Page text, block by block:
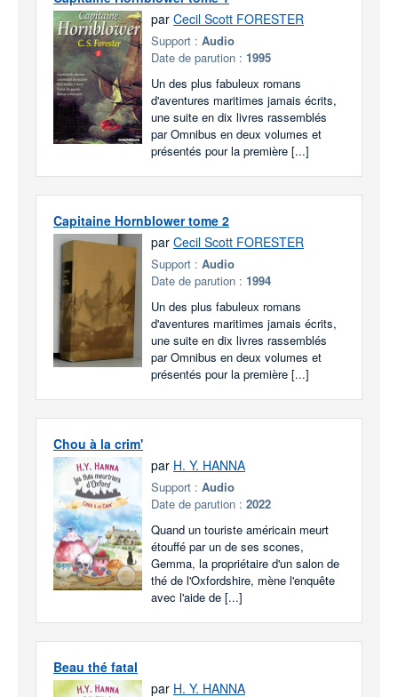
par Cecil Scott FORESTER
Support : Audio
Date de parution : 1995
Un des plus fabuleux romans
d'aventures maritimes jamais écrits,
une suite en dix livres rassemblés
par Omnibus en deux volumes et
présentés pour la première [...]
Capitaine Hornblower tome 2
par Cecil Scott FORESTER
Support : Audio
Date de parution : 1994
Un des plus fabuleux romans
d'aventures maritimes jamais écrits,
une suite en dix livres rassemblés
par Omnibus en deux volumes et
présentés pour la première [...]
Chou à la crim'
par H. Y. HANNA
Support : Audio
Date de parution : 2022
Quand un touriste américain meurt
étouffé par un de ses scones,
Gemma, la propriétaire d'un salon de
thé de l'Oxfordshire, mène l'enquête
avec l'aide de [...]
Beau thé fatal
par H. Y. HANNA